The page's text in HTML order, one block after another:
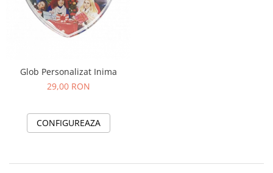
Glob Personalizat Inima
29,00 RON
CONFIGUREAZA